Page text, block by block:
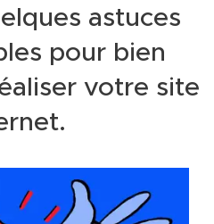
astuces
pour bien
votre site